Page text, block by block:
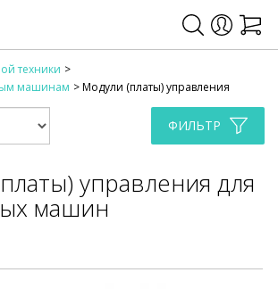
техники
машинам
Модули (платы) управления
ФИЛЬТР
управления для
машин